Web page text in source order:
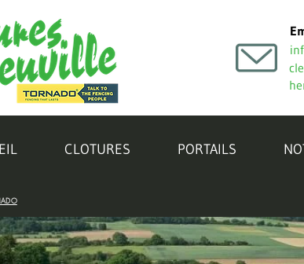
CLOTURES PORTAILS